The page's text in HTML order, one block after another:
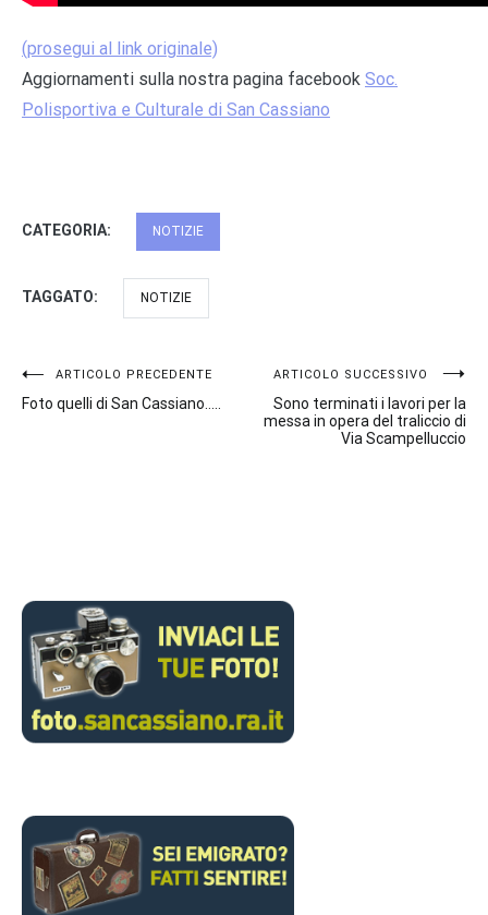
(prosegui al link originale)
Aggiornamenti sulla nostra pagina facebook Soc.
Polisportiva e Culturale di San Cassiano
CATEGORIA: NOTIZIE
TAGGATO: NOTIZIE
Navigazione
articoli
ARTICOLO PRECEDENTE
Foto quelli di San Cassiano…..
ARTICOLO SUCCESSIVO
Sono terminati i lavori per la
messa in opera del traliccio di
Via Scampelluccio